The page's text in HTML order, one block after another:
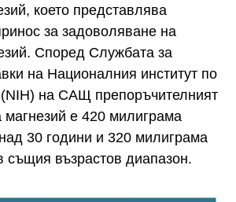
което представлява
за задоволяване на
Според Службата за
на Националния институт по
на САЩ препоръчителният
е 420 милиграма
30 години и 320 милиграма
същия възрастов диапазон.